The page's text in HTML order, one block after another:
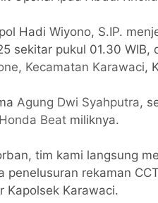
Hadi Wiyono, S.IP.
sekitar pukul 01.30
, Kecamatan Karawaci,
Agung Dwi Syahputra,
Honda Beat miliknya.
tim kami langsung
penelusuran rekaman
Kapolsek Karawaci.